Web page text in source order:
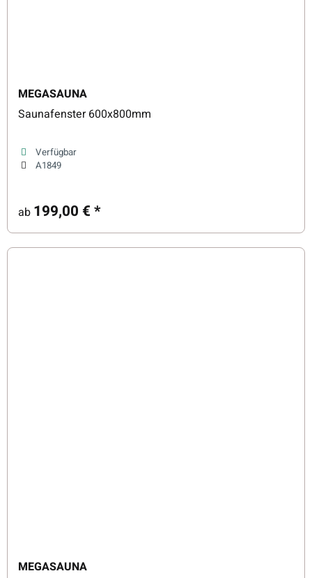
MEGASAUNA
Saunafenster 600x800mm
Verfügbar
A1849
ab 199,00 €*
MEGASAUNA